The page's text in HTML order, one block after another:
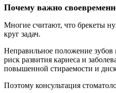
Почему важно
Многие считают, что брекеты
круг задач.
Неправильное положение зубов
риск развития кариеса и
повышенной стираемости и
Поэтому консультация